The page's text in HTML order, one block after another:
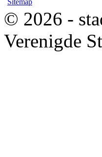
© 2026 -
Verenigde